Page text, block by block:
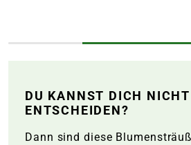
DU KANNST DICH NICHT
ENTSCHEIDEN?
Dann sind diese